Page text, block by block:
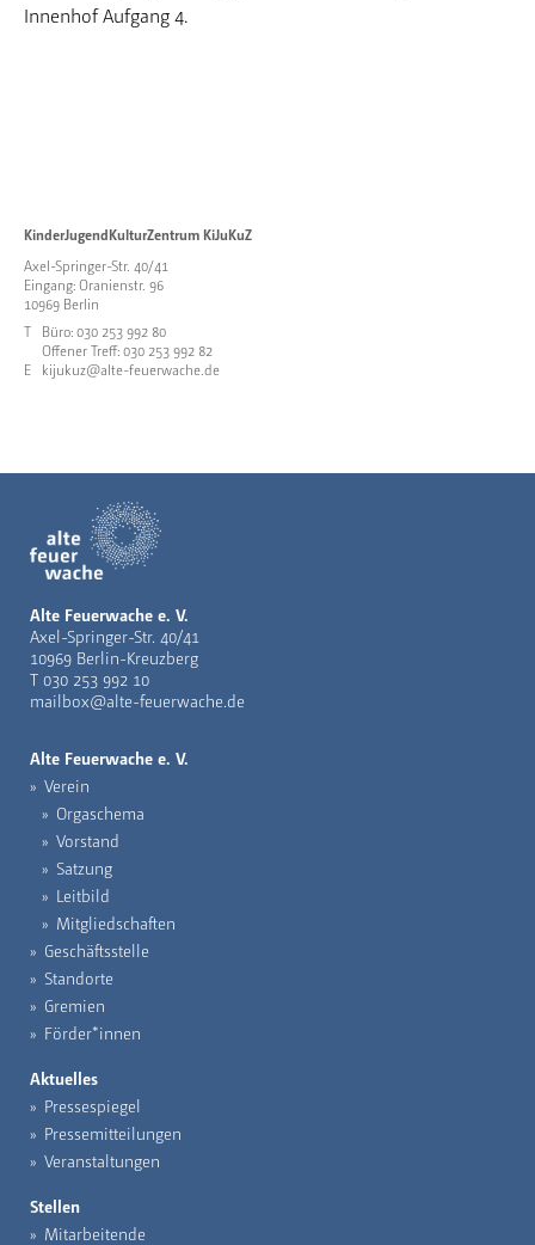
KinderJugendKulturZentrum KiJuKuZ
Axel-Springer-Str. 40/41
Eingang: Oranienstr. 96
10969 Berlin
T
Büro: 030 253 992 80
Offener Treff: 030 253 992 82
E
kijukuz@alte-feuerwache.de
Innenhof Aufgang 4.
Alte Feuerwache e. V.
Axel-Springer-Str. 40/41
10969 Berlin-Kreuzberg
T 030 253 992 10
mailbox@alte-feuerwache.de
Alte Feuerwache e. V.
Verein
Orgaschema
Vorstand
Satzung
Leitbild
Mitgliedschaften
Geschäftsstelle
Standorte
Gremien
Förder*innen
Aktuelles
Pressespiegel
Pressemitteilungen
Veranstaltungen
Stellen
Mitarbeitende